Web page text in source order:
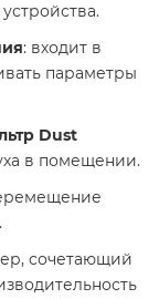
: входит в
параметры
Dust
в помещении.
сочетающий